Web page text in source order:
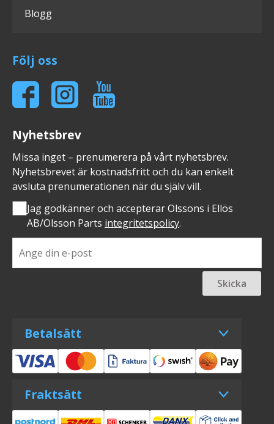
Blogg
Följ oss
Nyhetsbrev
Missa inget – prenumerera på vårt nyhetsbrev.
Nyhetsbrevet är kostnadsfritt och du kan enkelt
avsluta prenumerationen när du själv vill.
Jag godkänner och accepterar Olssons i Ellös
AB/Olsson Parts integritetspolicy.
Skicka
Betalsätt
Fraktsätt